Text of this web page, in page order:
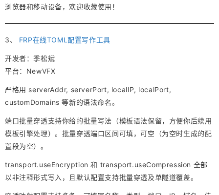
浏览器和移动设备，欢迎收藏使用！
3、 FRP在线TOML配置写作工具
开发者：季松斌
平台：NewVFX
严格用 serverAddr, serverPort, localIP, localPort,
customDomains 等新的语法命名。
端口批量穿透支持你给的批量写法（模板语法保留，方便你后续用
模板引擎处理）。批量穿透端口区间可填，可空（为空时生成的配
置段为空）。
transport.useEncryption 和 transport.useCompression 全部
以非注释形式写入，且默认配置支持批量穿透及单隧道覆盖。